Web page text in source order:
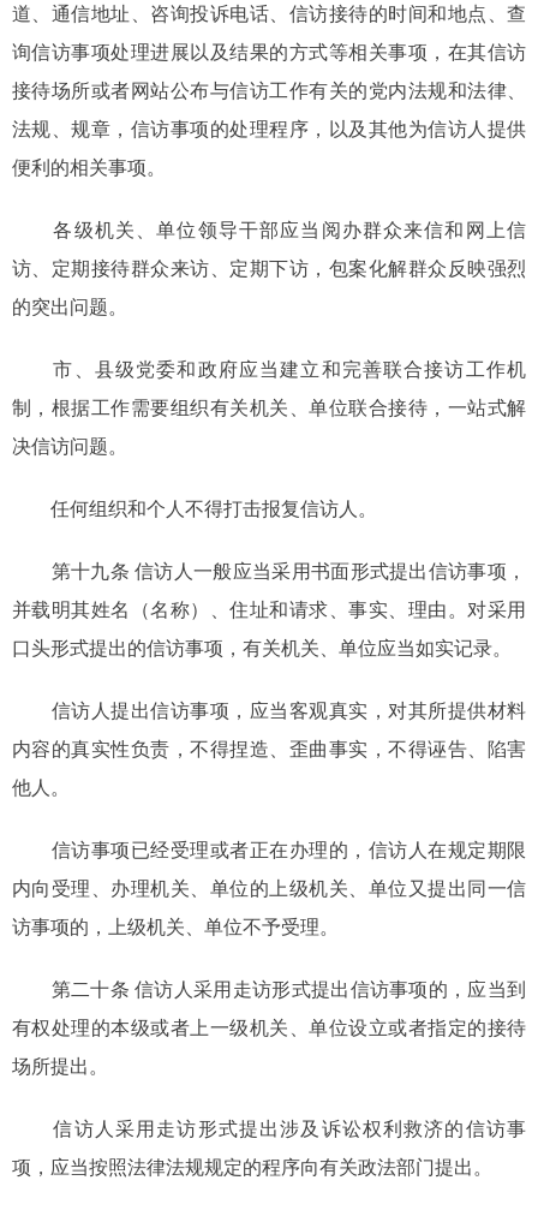
道、通信地址、咨询投诉电话、信访接待的时间和地点、查
询信访事项处理进展以及结果的方式等相关事项，在其信访
接待场所或者网站公布与信访工作有关的党内法规和法律、
法规、规章，信访事项的处理程序，以及其他为信访人提供
便利的相关事项。
各级机关、单位领导干部应当阅办群众来信和网上信
访、定期接待群众来访、定期下访，包案化解群众反映强烈
的突出问题。
市、县级党委和政府应当建立和完善联合接访工作机
制，根据工作需要组织有关机关、单位联合接待，一站式解
决信访问题。
任何组织和个人不得打击报复信访人。
第十九条 信访人一般应当采用书面形式提出信访事项，
并载明其姓名（名称）、住址和请求、事实、理由。对采用
口头形式提出的信访事项，有关机关、单位应当如实记录。
信访人提出信访事项，应当客观真实，对其所提供材料
内容的真实性负责，不得捏造、歪曲事实，不得诬告、陷害
他人。
信访事项已经受理或者正在办理的，信访人在规定期限
内向受理、办理机关、单位的上级机关、单位又提出同一信
访事项的，上级机关、单位不予受理。
第二十条 信访人采用走访形式提出信访事项的，应当到
有权处理的本级或者上一级机关、单位设立或者指定的接待
场所提出。
信访人采用走访形式提出涉及诉讼权利救济的信访事
项，应当按照法律法规规定的程序向有关政法部门提出。